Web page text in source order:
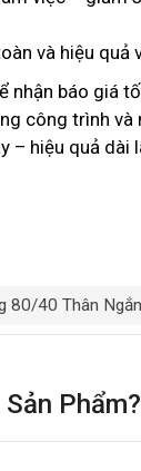
và hiệu quả
nhận báo giá
công trình và
– hiệu quả dài
80/40 Thân
Phẩm?